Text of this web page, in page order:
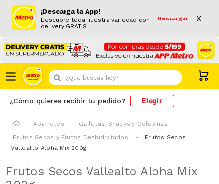
¡Descarga la App!
Descubre toda nuestra variedad con
delivery GRATIS
Descargar X
¿Que buscas hoy?
¿Cómo quieres recibir tu pedido? Elegir
Abarrotes
Galletas, Snacks y Golosinas
Frutos Secos y Frutos Deshidratados
Frutos Secos
Vallealto Aloha Mix 200g
Frutos Secos Vallealto Aloha Mix